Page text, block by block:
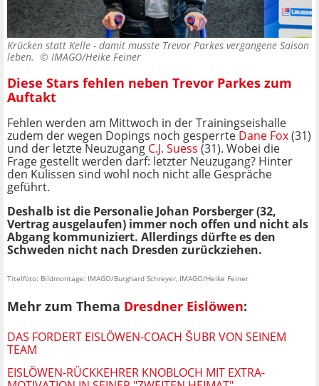
Krücken statt Kelle - damit musste Trevor Parkes vergangene Saison
leben. © IMAGO/Heike Feiner
Diese Stars fehlen neben Trevor Parkes zum
Auftakt
Fehlen werden am Mittwoch in der Trainingseishalle
zudem der wegen Dopings noch gesperrte Dane Fox(31)
und der letzte Neuzugang C.J. Suess (31). Wobei die
Frage gestellt werden darf: letzter Neuzugang? Hinter
den Kulissen sind wohl noch nicht alle Gespräche
geführt.
Deshalb ist die Personalie Johan Porsberger (32,
Vertrag ausgelaufen) immer noch offen und nicht als
Abgang kommuniziert. Allerdings dürfte es den
Schweden nicht nach Dresden zurückziehen.
Titelfoto: Bildmontage: IMAGO/Burghard Schreyer, IMAGO/Heike Feiner
Mehr zum Thema Dresdner Eislöwen:
DAS FORDERT EISLÖWEN-COACH ŠUBR VON SEINEM
TEAM
EISLÖWEN-RÜCKKEHRER KNOBLOCH MIT EXTRA-